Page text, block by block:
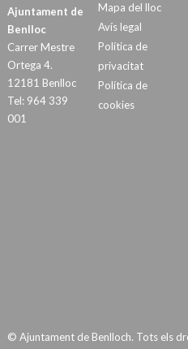
Ajuntament de
Benlloc
Carrer Mestre
Ortega 4.
12181 Benlloc
Tel: 964 339
001
Mapa del lloc
Avís legal
Política de
privacitat
Política de
cookies
© Ajuntament de Benlloch. Tots els